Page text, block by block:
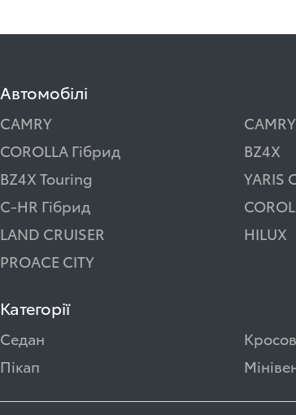
Автомобілі
CAMRY
COROLLA Гібрид
BZ4X
BZ4X Touring
YARIS
C-HR Гібрид
LAND CRUISER
HILUX
PROACE CITY
Категорії
Седан
Пікап